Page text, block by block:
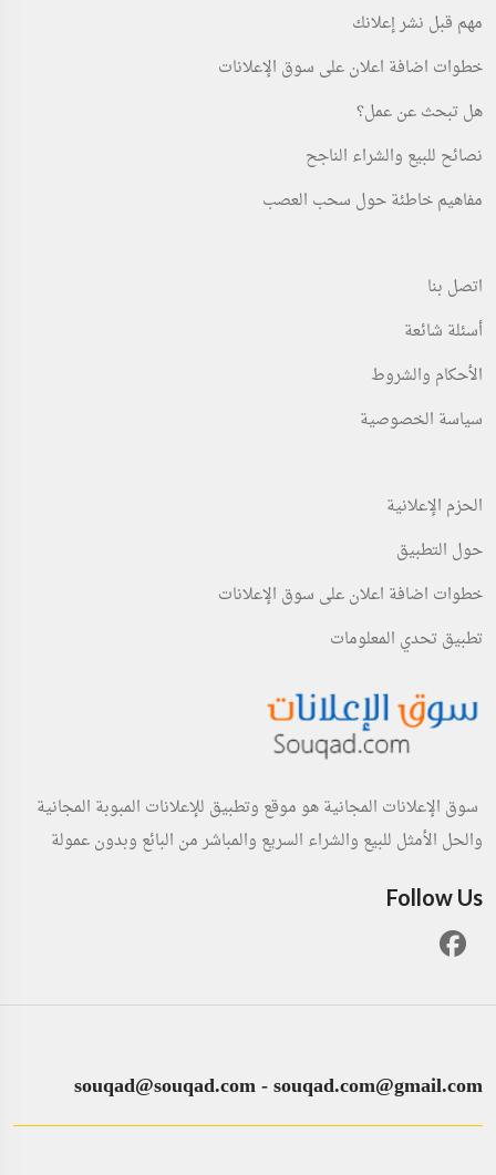
مهم قبل نشر إعلانك
خطوات اضافة اعلان على سوق الإعلانات
هل تبحث عن عمل؟
نصائح للبيع والشراء الناجح
مفاهيم خاطئة حول سحب العصب
اتصل بنا
أسئلة شائعة
الأحكام والشروط
سياسة الخصوصية
الحزم الإعلانية
حول التطبيق
خطوات اضافة اعلان على سوق الإعلانات
تطبيق تحدي المعلومات
سوق الإعلانات المجانية هو موقع وتطبيق للإعلانات المبوبة المجانية
والحل الأمثل للبيع والشراء السريع والمباشر من البائع وبدون عمولة
Follow Us
souqad@souqad.com-souqad.com@gmail.com